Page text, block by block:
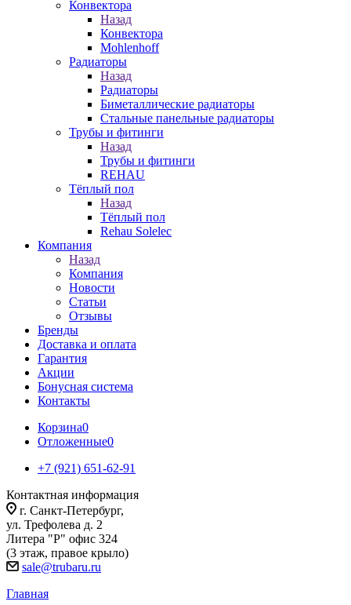
Конвектора
Назад
Конвектора
Mohlenhoff
Радиаторы
Назад
Радиаторы
Биметаллические радиаторы
Стальные панельные радиаторы
Трубы и фитинги
Назад
Трубы и фитинги
REHAU
Тёплый пол
Назад
Тёплый пол
Rehau Solelec
Компания
Назад
Компания
Новости
Статьи
Отзывы
Бренды
Доставка и оплата
Гарантия
Акции
Бонусная система
Контакты
Корзина0
Отложенные0
+7 (921) 651-62-91
Контактная информация
г. Санкт-Петербург,
ул. Трефолева д. 2
Литера "Р" офис 324
(3 этаж, правое крыло)
sale@trubaru.ru
Главная